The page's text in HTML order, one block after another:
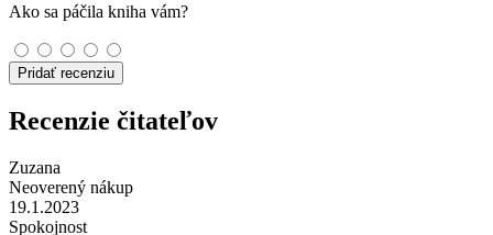
Ako sa páčila kniha vám?
Pridať recenziu
Recenzie čitateľov
Zuzana
Neoverený nákup
19.1.2023
Spokojnost